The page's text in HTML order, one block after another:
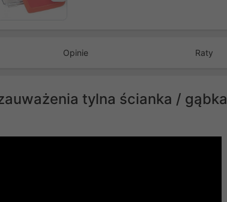
Następny
Opinie Raty
tylna ścianka / gąbka